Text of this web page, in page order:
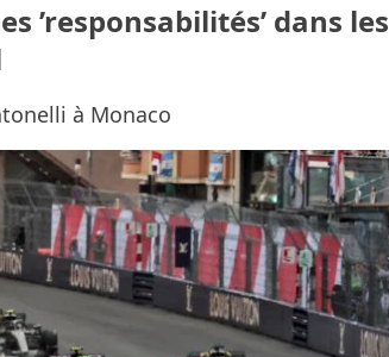
’responsabilités’ dans les
à Monaco